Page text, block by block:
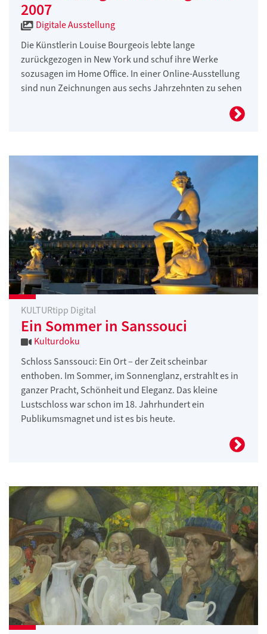
2007
Digitale Ausstellung
Die Künstlerin Louise Bourgeois lebte lange
zurückgezogen in New York und schuf ihre Werke
sozusagen im Home Office. In einer Online-Ausstellung
sind nun Zeichnungen aus sechs Jahrzehnten zu sehen
KULTURtipp Digital
Ein Sommer in Sanssouci
Kulturdoku
Schloss Sanssouci: Ein Ort – der Zeit scheinbar
enthoben. Im Sommer, im Sonnenglanz, erstrahlt es in
ganzer Pracht, Schönheit und Eleganz. Das kleine
Lustschloss war schon im 18. Jahrhundert ein
Publikumsmagnet und ist es bis heute.